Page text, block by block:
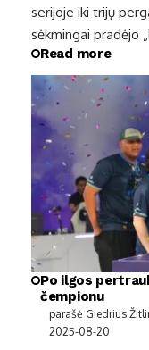
serijoje iki trijų
sėkmingai pradėjo
Read more
Po ilgos
čempionu
parašė Giedrius
2025-08-20